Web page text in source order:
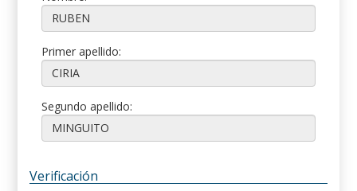
Primer apellido:
Segundo apellido:
Verificación